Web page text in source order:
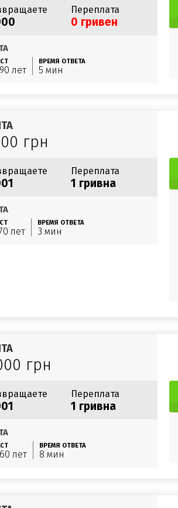
Переплата
0 гривен
лет
ВРЕМЯ ОТВЕТА
5 мин
грн
Переплата
1 гривна
лет
ВРЕМЯ ОТВЕТА
3 мин
грн
Переплата
1 гривна
лет
ВРЕМЯ ОТВЕТА
8 мин